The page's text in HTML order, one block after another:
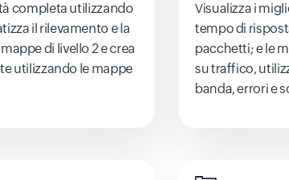
completa utilizzando
il rilevamento e la
di livello 2 e crea
utilizzando le mappe
Visualizza i
tempo di
pacchetti; e le
su traffico,
banda, errori e